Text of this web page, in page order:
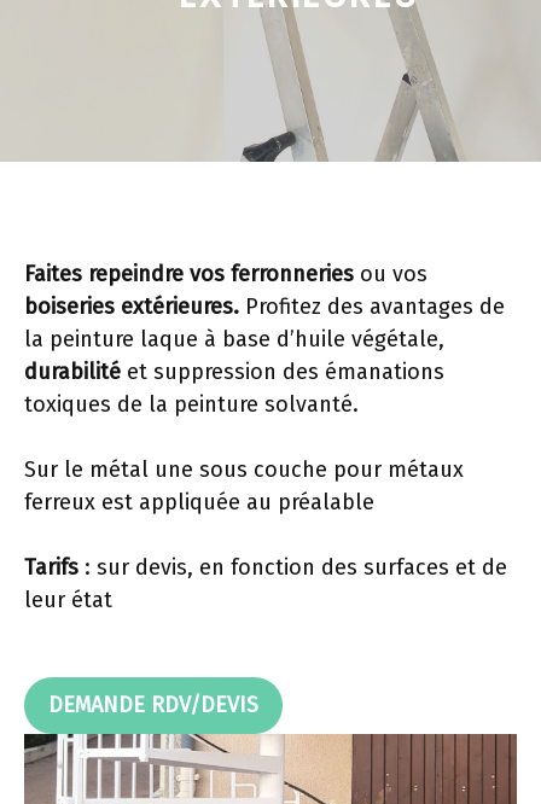
Faites repeindre vos ferronneries ou vos
boiseries extérieures. Profitez des avantages de
la peinture laque à base d’huile végétale,
durabilité et suppression des émanations
toxiques de la peinture solvanté.
Sur le métal une sous couche pour métaux
ferreux est appliquée au préalable
Tarifs : sur devis, en fonction des surfaces et de
leur état
DEMANDE RDV/DEVIS